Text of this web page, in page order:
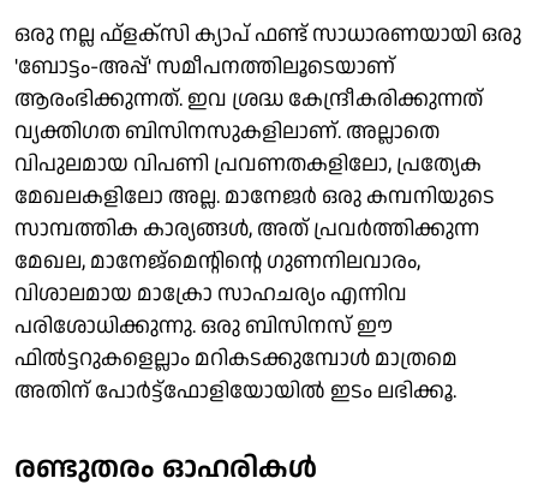
ഒരു നല്ല ഫ്‌ളക്സി ക്യാപ് ഫണ്ട് സാധാരണയായി ഒരു
'ബോട്ടം-അപ്പ്' സമീപനത്തിലൂടെയാണ്
ആരംഭിക്കുന്നത്. ഇവ ശ്രദ്ധ കേന്ദ്രീകരിക്കുന്നത്
വ്യക്തിഗത ബിസിനസുകളിലാണ്. അല്ലാതെ
വിപുലമായ വിപണി പ്രവണതകളിലോ, പ്രത്യേക
മേഖലകളിലോ അല്ല. മാനേജര്‍ ഒരു കമ്പനിയുടെ
സാമ്പത്തിക കാര്യങ്ങള്‍, അത് പ്രവര്‍ത്തിക്കുന്ന
മേഖല, മാനേജ്‌മെന്റിന്റെ ഗുണനിലവാരം,
വിശാലമായ മാക്രോ സാഹചര്യം എന്നിവ
പരിശോധിക്കുന്നു. ഒരു ബിസിനസ് ഈ
ഫില്‍ട്ടറുകളെല്ലാം മറികടക്കുമ്പോള്‍ മാത്രമെ
അതിന് പോര്‍ട്ട്‌ഫോളിയോയില്‍ ഇടം ലഭിക്കൂ.
രണ്ടുതരം ഓഹരികള്‍